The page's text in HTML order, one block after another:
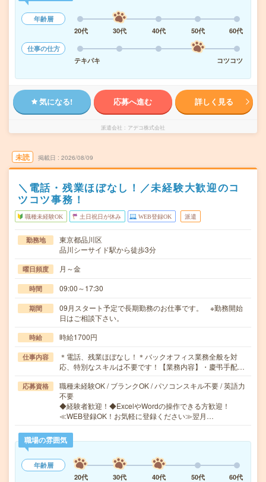
年齢層
20代
30代 40代 50代
60代
仕事の仕方
テキパキ
コツコツ
気になる! 応募へ進む 詳しく見る
派遣会社 アデコ株式会社
未読 掲載日 2026/08/09
＼電話・残業ほぼなし！／未経験大歓迎のコ
ツコツ事務！
職種未経験OK 土日祝日が休み WEB登録OK 派遣
勤務地
東京都品川区
品川シーサイド駅から徒歩3分
曜日頻度 月～金
時間 09:00～17:30
期間
09月スタート予定で長期勤務のお仕事です。 ※勤務開始
日はご相談下さい。
時給 時給1700円
仕事内容
＊電話、残業ほぼなし！＊バックオフィス業務全般を対
応、特別なスキルは不要です！【業務内容】・慶弔手配…
応募資格
職種未経験OK / ブランクOK / パソコンスキル不要 / 英語力
不要
◆経験者歓迎！◆ExcelやWordの操作できる方歓迎！
≪WEB登録OK！お気軽に登録ください≫翌月…
職場の雰囲気
年齢層
20代
30代 40代 50代
60代